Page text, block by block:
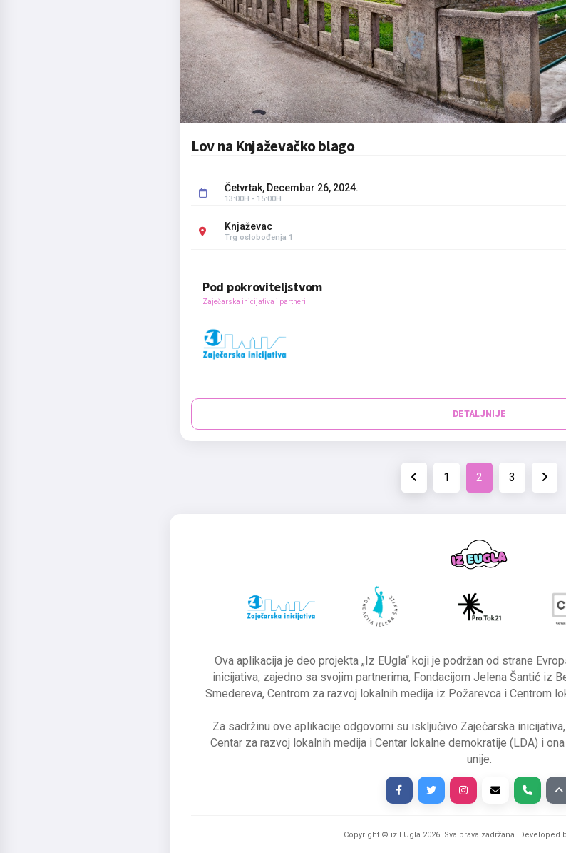
Lov na Knjaževačko blago
Četvrtak, Decembar 26, 2024.
13:00H - 15:00H
Knjaževac
Trg oslobođenja 1
Pod pokroviteljstvom
Zaječarska inicijativa i partneri
DETALJNIJE
1 2 3
Ova aplikacija je deo projekta „Iz EUgla“ koji je podržan od strane
inicijativa, zajedno sa svojim partnerima, Fondacijom Jelena Šantić iz
Smedereva, Centrom za razvoj lokalnih medija iz Požarevca i Centrom
Za sadržinu ove aplikacije odgovorni su isključivo Zaječarska
Centar za razvoj lokalnih medija i Centar lokalne demokratije (LDA) i
unije.
Copyright © iz EUgla 2026. Sva prava zadržana. Developed